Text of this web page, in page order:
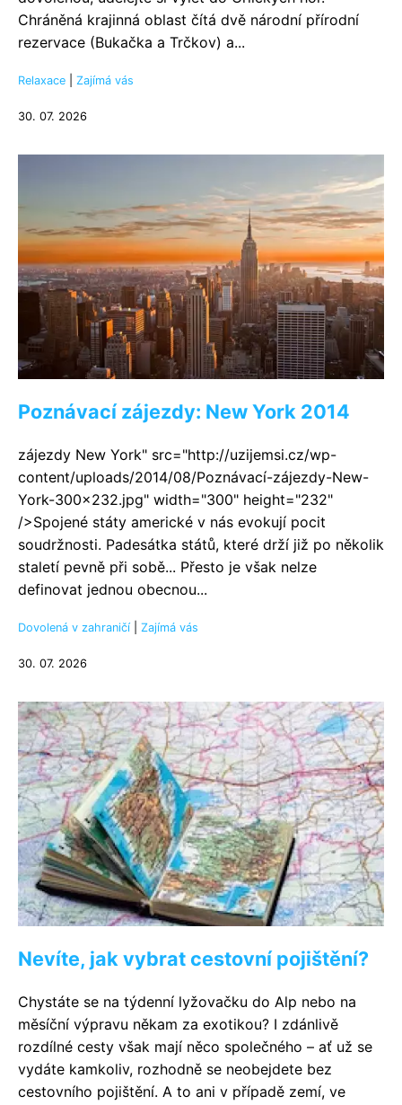
Chráněná krajinná oblast čítá dvě národní přírodní
rezervace (Bukačka a Trčkov) a...
Relaxace Zajímá vás
30. 07. 2026
Poznávací zájezdy: New York 2014
zájezdy New York" src="http://uzijemsi.cz/wp-
content/uploads/2014/08/Poznávací-zájezdy-New-
York-300x232.jpg" width="300" height="232"
/>Spojené státy americké v nás evokují pocit
soudržnosti. Padesátka států, které drží již po několik
staletí pevně při sobě... Přesto je však nelze
definovat jednou obecnou...
Dovolená v zahraničí Zajímá vás
30. 07. 2026
Nevíte, jak vybrat cestovní pojištění?
Chystáte se na týdenní lyžovačku do Alp nebo na
měsíční výpravu někam za exotikou? I zdánlivě
rozdílné cesty však mají něco společného – ať už se
vydáte kamkoliv, rozhodně se neobejdete bez
cestovního pojištění. A to ani v případě zemí, ve